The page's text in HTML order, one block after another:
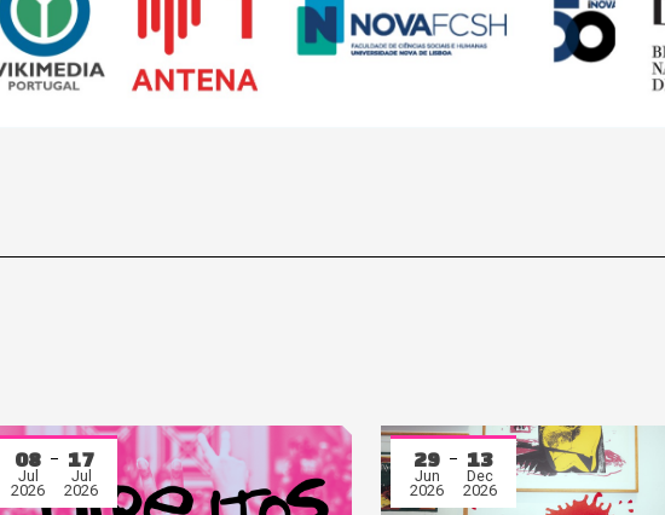
08
Jul
2026
17
Jul
2026
29
Jun
2026
13
Dec
2026